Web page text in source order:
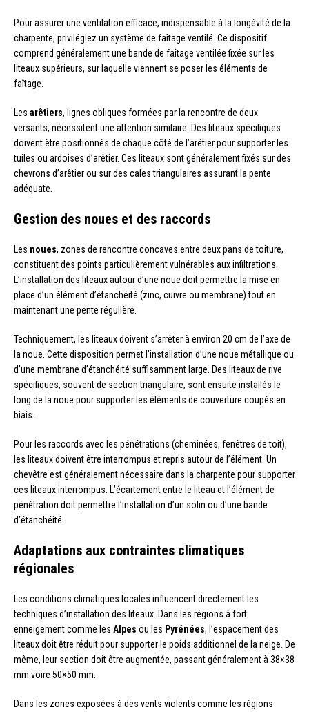
Pour assurer une ventilation efficace, indispensable à la longévité de la
charpente, privilégiez un système de faîtage ventilé. Ce dispositif
comprend généralement une bande de faîtage ventilée fixée sur les
liteaux supérieurs, sur laquelle viennent se poser les éléments de
faîtage.
Les arêtiers, lignes obliques formées par la rencontre de deux
versants, nécessitent une attention similaire. Des liteaux spécifiques
doivent être positionnés de chaque côté de l’arêtier pour supporter les
tuiles ou ardoises d’arêtier. Ces liteaux sont généralement fixés sur des
chevrons d’arêtier ou sur des cales triangulaires assurant la pente
adéquate.
Gestion des noues et des raccords
Les noues, zones de rencontre concaves entre deux pans de toiture,
constituent des points particulièrement vulnérables aux infiltrations.
L’installation des liteaux autour d’une noue doit permettre la mise en
place d’un élément d’étanchéité (zinc, cuivre ou membrane) tout en
maintenant une pente régulière.
Techniquement, les liteaux doivent s’arrêter à environ 20 cm de l’axe de
la noue. Cette disposition permet l’installation d’une noue métallique ou
d’une membrane d’étanchéité suffisamment large. Des liteaux de rive
spécifiques, souvent de section triangulaire, sont ensuite installés le
long de la noue pour supporter les éléments de couverture coupés en
biais.
Pour les raccords avec les pénétrations (cheminées, fenêtres de toit),
les liteaux doivent être interrompus et repris autour de l’élément. Un
chevêtre est généralement nécessaire dans la charpente pour supporter
ces liteaux interrompus. L’écartement entre le liteau et l’élément de
pénétration doit permettre l’installation d’un solin ou d’une bande
d’étanchéité.
Adaptations aux contraintes climatiques
régionales
Les conditions climatiques locales influencent directement les
techniques d’installation des liteaux. Dans les régions à fort
enneigement comme les Alpes ou les Pyrénées, l’espacement des
liteaux doit être réduit pour supporter le poids additionnel de la neige. De
même, leur section doit être augmentée, passant généralement à 38×38
mm voire 50×50 mm.
Dans les zones exposées à des vents violents comme les régions